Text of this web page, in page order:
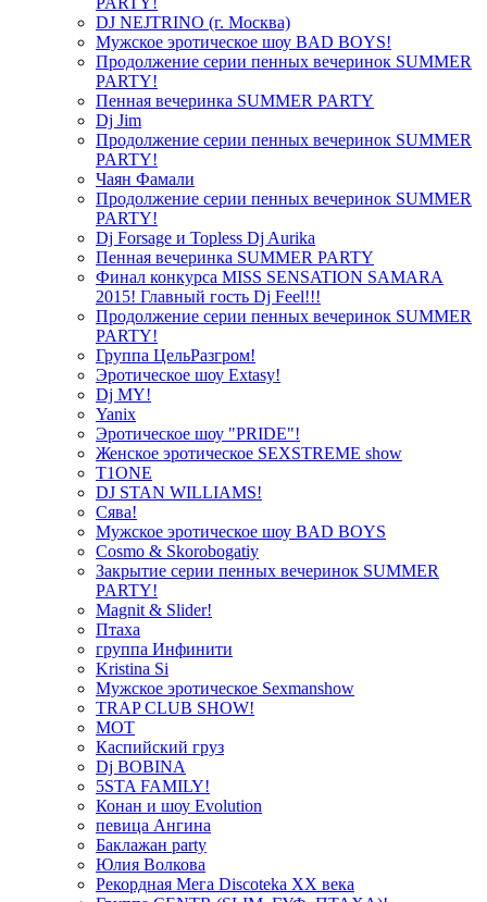
DJ NEJTRINO (г. Москва)
Мужское эротическое шоу BAD BOYS!
Продолжение серии пенных вечеринок SUMMER
PARTY!
Пенная вечеринка SUMMER PARTY
Dj Jim
Продолжение серии пенных вечеринок SUMMER
PARTY!
Чаян Фамали
Продолжение серии пенных вечеринок SUMMER
PARTY!
Dj Forsage и Topless Dj Aurika
Пенная вечеринка SUMMER PARTY
Финал конкурса MISS SENSATION SAMARA
2015! Главный гость Dj Feel!!!
Продолжение серии пенных вечеринок SUMMER
PARTY!
Группа ЦельРазгром!
Эротическое шоу Extasy!
Dj MY!
Yanix
Эротическое шоу "PRIDE"!
Женское эротическое SEXSTREME show
T1ONE
DJ STAN WILLIAMS!
Сява!
Мужское эротическое шоу BAD BOYS
Cosmo & Skorobogatiy
Закрытие серии пенных вечеринок SUMMER
PARTY!
Magnit & Slider!
Птаха
группа Инфинити
Kristina Si
Мужское эротическое Sexmanshow
TRAP CLUB SHOW!
МОТ
Каспийский груз
Dj BOBINA
5STA FAMILY!
Конан и шоу Evolution
певица Ангина
Баклажан party
Юлия Волкова
Рекордная Мега Discoteka XX века